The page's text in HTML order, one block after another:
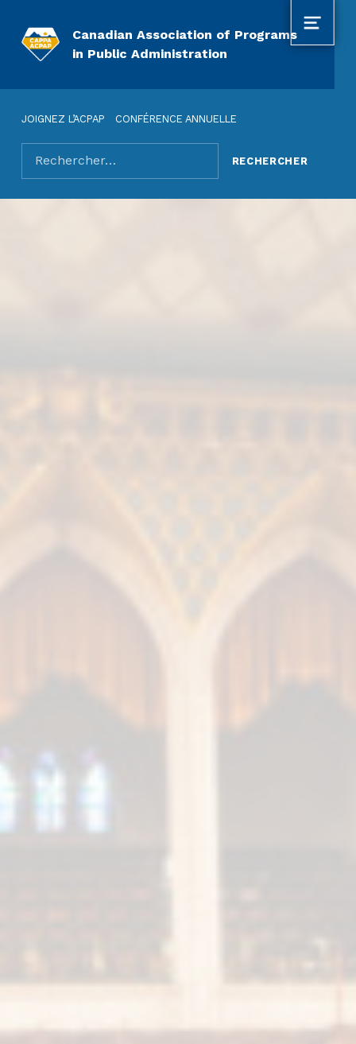
Canadian Association of Programs
in Public Administration
JOIGNEZ L’ACPAP CONFÉRENCE ANNUELLE
Rechercher pour :
MENU